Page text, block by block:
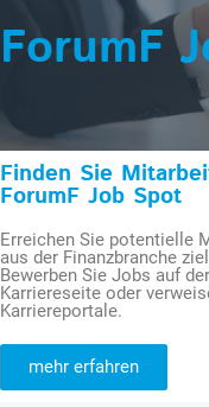
ForumF
Finden Sie
ForumF Job Spot
Erreichen Sie potentielle
aus der Finanzbranche
Bewerben Sie Jobs auf
Karriereseite oder
Karriereportale.
mehr erfahren